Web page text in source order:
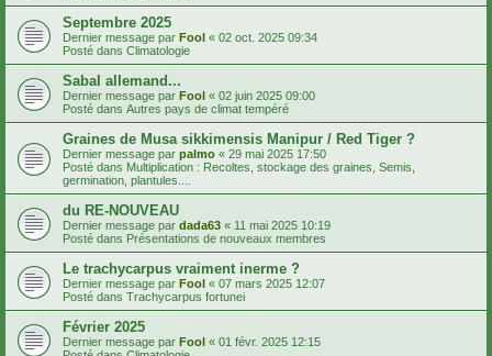
Septembre 2025
Dernier message par Fool « 02 oct. 2025 09:34
Posté dans Climatologie
Sabal allemand...
Dernier message par Fool « 02 juin 2025 09:00
Posté dans Autres pays de climat tempéré
Graines de Musa sikkimensis Manipur / Red Tiger ?
Dernier message par palmo « 29 mai 2025 17:50
Posté dans Multiplication : Recoltes, stockage des graines, Semis,
germination, plantules....
du RE-NOUVEAU
Dernier message par dada63 « 11 mai 2025 10:19
Posté dans Présentations de nouveaux membres
Le trachycarpus vraiment inerme ?
Dernier message par Fool « 07 mars 2025 12:07
Posté dans Trachycarpus fortunei
Février 2025
Dernier message par Fool « 01 févr. 2025 12:15